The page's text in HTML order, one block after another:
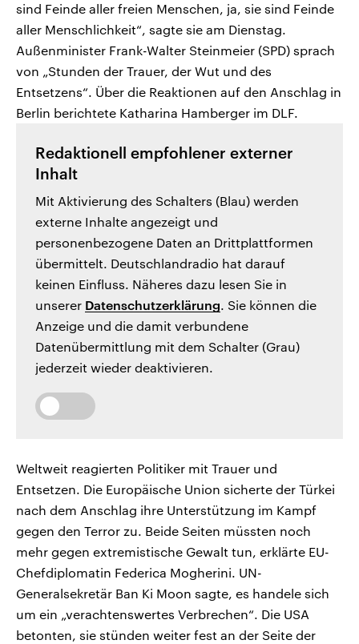
sind Feinde aller freien Menschen, ja, sie sind Feinde
aller Menschlichkeit“, sagte sie am Dienstag.
Außenminister Frank-Walter Steinmeier (SPD) sprach
von „Stunden der Trauer, der Wut und des
Entsetzens“. Über die Reaktionen auf den Anschlag in
Berlin berichtete Katharina Hamberger im DLF.
Redaktionell empfohlener externer
Inhalt
Mit Aktivierung des Schalters (Blau) werden
externe Inhalte angezeigt und
personenbezogene Daten an Drittplattformen
übermittelt. Deutschlandradio hat darauf
keinen Einfluss. Näheres dazu lesen Sie in
unserer Datenschutzerklärung. Sie können die
Anzeige und die damit verbundene
Datenübermittlung mit dem Schalter (Grau)
jederzeit wieder deaktivieren.
Weltweit reagierten Politiker mit Trauer und
Entsetzen. Die Europäische Union sicherte der Türkei
nach dem Anschlag ihre Unterstützung im Kampf
gegen den Terror zu. Beide Seiten müssten noch
mehr gegen extremistische Gewalt tun, erklärte EU-
Chefdiplomatin Federica Mogherini. UN-
Generalsekretär Ban Ki Moon sagte, es handele sich
um ein „verachtenswertes Verbrechen“. Die USA
betonten, sie stünden weiter fest an der Seite der